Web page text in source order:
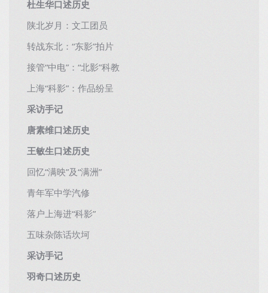
杜生华口述历史
陕北岁月：文工团员
转战东北：“东影”拍片
接管“中电”：“北影”科教
上海“科影”：作品纷呈
采访手记
唐素维口述历史
王敏生口述历史
回忆“满映”及“满洲”
青年军中学汽修
落户上海进“科影”
五味杂陈话坎坷
采访手记
羽奇口述历史